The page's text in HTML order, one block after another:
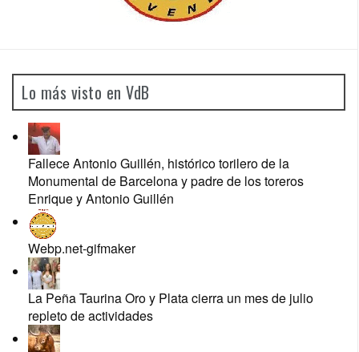
Lo más visto en VdB
Fallece Antonio Guillén, histórico torilero de la
Monumental de Barcelona y padre de los toreros
Enrique y Antonio Guillén
Webp.net-gifmaker
La Peña Taurina Oro y Plata cierra un mes de julio
repleto de actividades